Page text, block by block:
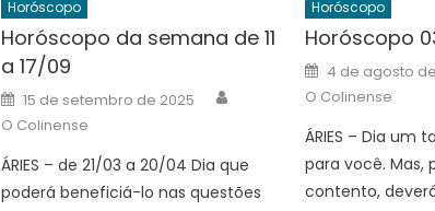
Horóscopo
Horóscopo da semana de 11
a 17/09
Posted
on
15 de setembro de 2025
O Colinense
ÁRIES – de 21/03 a 20/04 Dia que
poderá beneficiá-lo nas questões
Horóscopo
Horóscopo
Posted
on
4 de agosto
O Colinense
ÁRIES – Dia um
para você. Mas,
contento,